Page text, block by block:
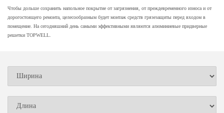
Чтобы дольше сохранить напольное покрытие от загрязнения, от преждевременного износа и от
дорогостоящего ремонта, целесообразным будет монтаж средств грязезащиты перед входом в
помещение. На сегодняшний день самыми эффективными являются алюминиевые придверные
решетки TOPWELL.